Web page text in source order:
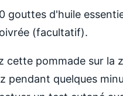
gouttes d'huile
(facultatif).
cette pommade sur la
pendant quelques